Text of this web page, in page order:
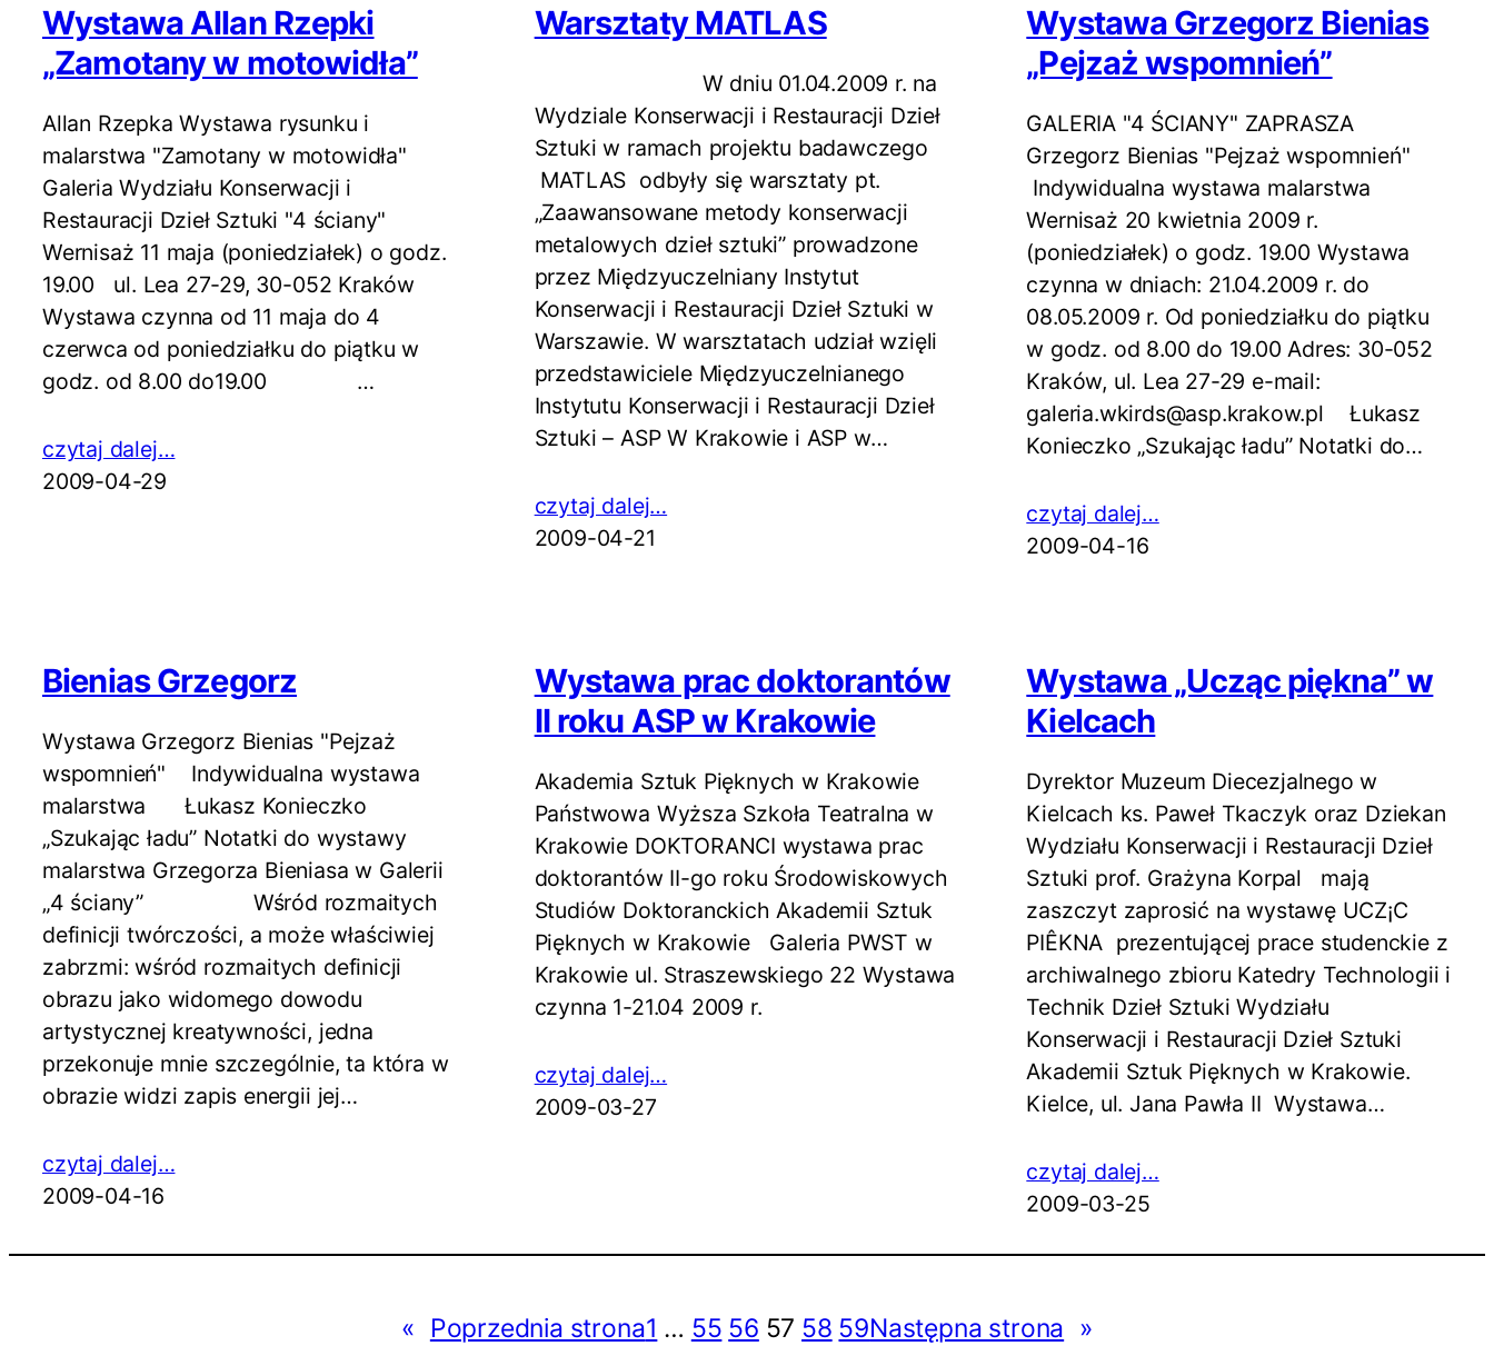
Wystawa Allan Rzepki
„Zamotany w motowidła”
Allan Rzepka Wystawa rysunku i
malarstwa "Zamotany w motowidła"
Galeria Wydziału Konserwacji i
Restauracji Dzieł Sztuki "4 ściany"
Wernisaż 11 maja (poniedziałek) o godz.
19.00 ul. Lea 27-29, 30-052 Kraków
Wystawa czynna od 11 maja do 4
czerwca od poniedziałku do piątku w
godz. od 8.00 do19.00 …
czytaj dalej…
2009-04-29
Warsztaty MATLAS
W dniu 01.04.2009 r. na
Wydziale Konserwacji i Restauracji Dzieł
Sztuki w ramach projektu badawczego
MATLAS odbyły się warsztaty pt.
„Zaawansowane metody konserwacji
metalowych dzieł sztuki” prowadzone
przez Międzyuczelniany Instytut
Konserwacji i Restauracji Dzieł Sztuki w
Warszawie. W warsztatach udział wzięli
przedstawiciele Międzyuczelnianego
Instytutu Konserwacji i Restauracji Dzieł
Sztuki – ASP W Krakowie i ASP w…
czytaj dalej…
2009-04-21
Wystawa Grzegorz Bienias
„Pejzaż wspomnień”
GALERIA "4 ŚCIANY" ZAPRASZA
Grzegorz Bienias "Pejzaż wspomnień"
Indywidualna wystawa malarstwa
Wernisaż 20 kwietnia 2009 r.
(poniedziałek) o godz. 19.00 Wystawa
czynna w dniach: 21.04.2009 r. do
08.05.2009 r. Od poniedziałku do piątku
w godz. od 8.00 do 19.00 Adres: 30-052
Kraków, ul. Lea 27-29 e-mail:
galeria.wkirds@asp.krakow.pl Łukasz
Konieczko „Szukając ładu” Notatki do…
czytaj dalej…
2009-04-16
Bienias Grzegorz
Wystawa Grzegorz Bienias "Pejzaż
wspomnień" Indywidualna wystawa
malarstwa Łukasz Konieczko
„Szukając ładu” Notatki do wystawy
malarstwa Grzegorza Bieniasa w Galerii
„4 ściany” Wśród rozmaitych
definicji twórczości, a może właściwiej
zabrzmi: wśród rozmaitych definicji
obrazu jako widomego dowodu
artystycznej kreatywności, jedna
przekonuje mnie szczególnie, ta która w
obrazie widzi zapis energii jej…
czytaj dalej…
2009-04-16
Wystawa prac doktorantów
II roku ASP w Krakowie
Akademia Sztuk Pięknych w Krakowie
Państwowa Wyższa Szkoła Teatralna w
Krakowie DOKTORANCI wystawa prac
doktorantów II-go roku Środowiskowych
Studiów Doktoranckich Akademii Sztuk
Pięknych w Krakowie Galeria PWST w
Krakowie ul. Straszewskiego 22 Wystawa
czynna 1-21.04 2009 r.
czytaj dalej…
2009-03-27
Wystawa „Ucząc piękna” w
Kielcach
Dyrektor Muzeum Diecezjalnego w
Kielcach ks. Paweł Tkaczyk oraz Dziekan
Wydziału Konserwacji i Restauracji Dzieł
Sztuki prof. Grażyna Korpal mają
zaszczyt zaprosić na wystawę UCZ¡C
PIÊKNA prezentującej prace studenckie z
archiwalnego zbioru Katedry Technologii i
Technik Dzieł Sztuki Wydziału
Konserwacji i Restauracji Dzieł Sztuki
Akademii Sztuk Pięknych w Krakowie.
Kielce, ul. Jana Pawła II Wystawa…
czytaj dalej…
2009-03-25
« Poprzednia strona1 … 55 56 57 58 59Następna strona »